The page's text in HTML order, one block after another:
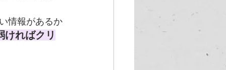
情報があるか
ければクリ